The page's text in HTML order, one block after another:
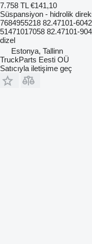
7.758 TL €141,10
Süspansiyon - hidrolik
7684955218 82.47101-
51471017058 82.47101-
dizel
Estonya, Tallinn
TruckParts Eesti OÜ
Satıcıyla iletişime geç